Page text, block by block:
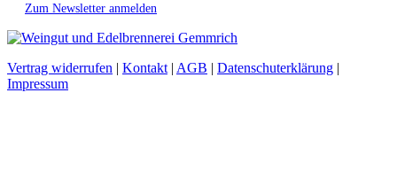
Zum Newsletter anmelden
Vertrag widerrufen | Kontakt | AGB | Datenschuterklärung |
Impressum